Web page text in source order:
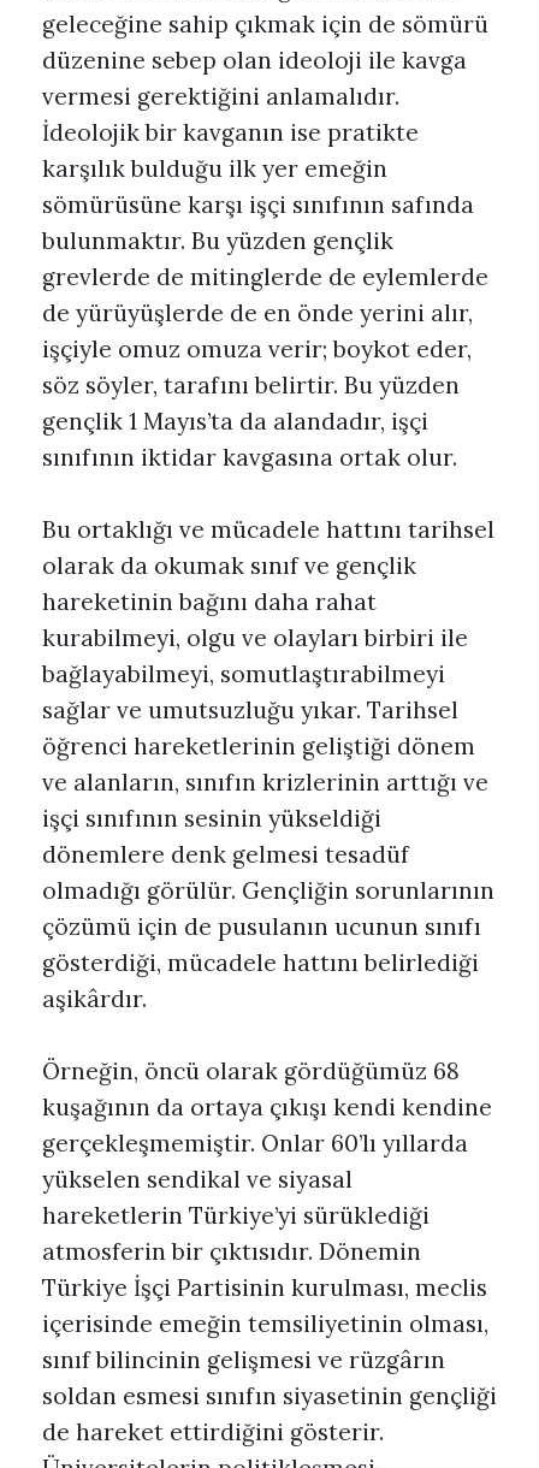
geleceğine sahip çıkmak için de sömürü
düzenine sebep olan ideoloji ile kavga
vermesi gerektiğini anlamalıdır.
İdeolojik bir kavganın ise pratikte
karşılık bulduğu ilk yer emeğin
sömürüsüne karşı işçi sınıfının safında
bulunmaktır. Bu yüzden gençlik
grevlerde de mitinglerde de eylemlerde
de yürüyüşlerde de en önde yerini alır,
işçiyle omuz omuza verir; boykot eder,
söz söyler, tarafını belirtir. Bu yüzden
gençlik 1 Mayıs’ta da alandadır, işçi
sınıfının iktidar kavgasına ortak olur.
Bu ortaklığı ve mücadele hattını tarihsel
olarak da okumak sınıf ve gençlik
hareketinin bağını daha rahat
kurabilmeyi, olgu ve olayları birbiri ile
bağlayabilmeyi, somutlaştırabilmeyi
sağlar ve umutsuzluğu yıkar. Tarihsel
öğrenci hareketlerinin geliştiği dönem
ve alanların, sınıfın krizlerinin arttığı ve
işçi sınıfının sesinin yükseldiği
dönemlere denk gelmesi tesadüf
olmadığı görülür. Gençliğin sorunlarının
çözümü için de pusulanın ucunun sınıfı
gösterdiği, mücadele hattını belirlediği
aşikârdır.
Örneğin, öncü olarak gördüğümüz 68
kuşağının da ortaya çıkışı kendi kendine
gerçekleşmemiştir. Onlar 60’lı yıllarda
yükselen sendikal ve siyasal
hareketlerin Türkiye’yi sürüklediği
atmosferin bir çıktısıdır. Dönemin
Türkiye İşçi Partisinin kurulması, meclis
içerisinde emeğin temsiliyetinin olması,
sınıf bilincinin gelişmesi ve rüzgârın
soldan esmesi sınıfın siyasetinin gençliği
de hareket ettirdiğini gösterir.